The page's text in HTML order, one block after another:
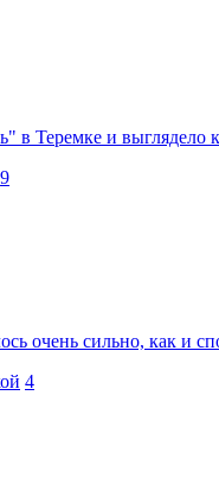
Теремке и выглядело
9
очень сильно, как и
4